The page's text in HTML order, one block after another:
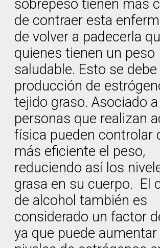
sobrepeso tienen más
de contraer esta
de volver a padecerla
quienes tienen un peso
saludable. Esto se debe
producción de
tejido graso. Asociado
personas que realizan
física pueden controlar
más eficiente el peso,
reduciendo así los
grasa en su cuerpo. El
de alcohol también es
considerado un factor
ya que puede